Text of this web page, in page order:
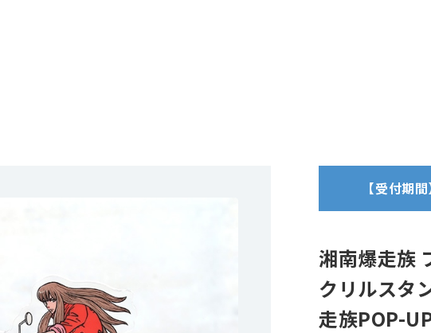
【受付期
湘南爆走族
クリルス
走族POP-